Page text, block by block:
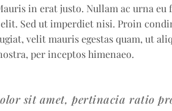
in erat justo. Nullam ac urna
elit. Sed ut imperdiet nisi. Proin
velit mauris egestas quam, ut
per inceptos himenaeo.
sit amet, pertinacia ratio